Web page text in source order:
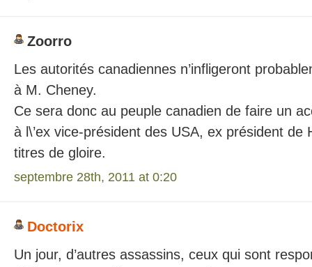
Zoorro
Les autorités canadiennes n’infligeront
à M. Cheney.
Ce sera donc au peuple canadien de faire un
à l\’ex vice-président des USA, ex président de
titres de gloire.
septembre 28th, 2011 at 0:20
Doctorix
Un jour, d’autres assassins, ceux qui sont